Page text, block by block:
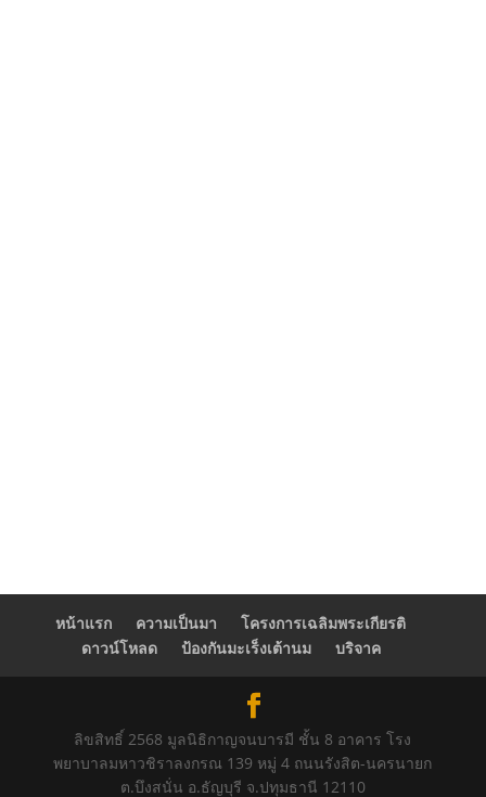
หน้าแรก ความเป็นมา
โครงการเฉลิมพระเกียรติ
ดาวน์โหลด
ป้องกันมะเร็งเต้านม บริจาค
ลิขสิทธิ์ 2568 มูลนิธิกาญจนบารมี ชั้น 8 อาคาร โรง
พยาบาลมหาวชิราลงกรณ 139 หมู่ 4 ถนนรังสิต-นครนายก
ต.บึงสนั่น อ.ธัญบุรี จ.ปทุมธานี 12110